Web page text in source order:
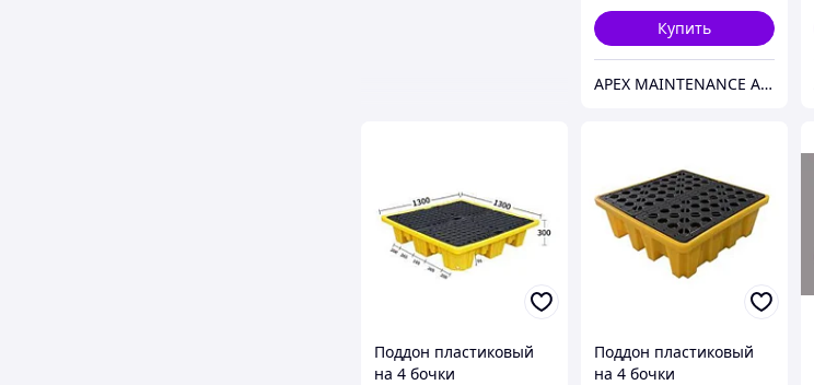
Купить
APEX MAINTENANCE AND SUPPLY SOLUTIONS
Поддон пластиковый
на 4 бочки
Поддон пластиковый
на 4 бочки